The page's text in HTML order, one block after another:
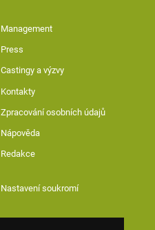
Management
Press
Castingy a výzvy
Kontakty
Zpracování osobních údajů
Nápověda
Redakce
Nastavení soukromí